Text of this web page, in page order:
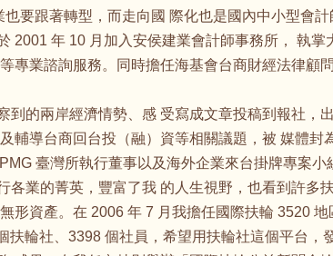
要跟著轉型，而走向國 際化也是國內中小型會
2001 年 10 月加入安侯建業會計師事務所， 執
專業諮詢服務。同時擔任海基會台商財經法律顧
到的兩岸經濟情勢、感 受寫成文章投稿到報社，
輔導台商回台投（融）資等相關議題，被 媒體封
臺灣所執行董事以及海外企業來台掛牌專案小
各業的菁英，豐富了我 的人生視野，也看到許多
形資產。在 2006 年 7 月我擔任國際扶輪 3520
輪社、3398 個社員，希望用扶輪社這個平台，